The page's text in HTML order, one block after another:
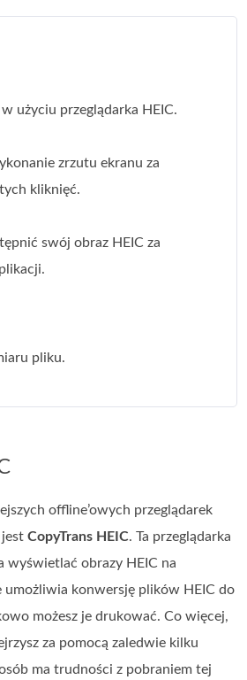
użyciu przeglądarka HEIC.
zrzutu ekranu za
kliknięć.
swój obraz HEIC za
pliku.
offline’owych przeglądarek
jestCopyTrans HEIC. Ta przeglądarka
wyświetlać obrazy HEIC na
umożliwia konwersję plików HEIC do
możesz je drukować. Co więcej,
za pomocą zaledwie kilku
ma trudności z pobraniem tej